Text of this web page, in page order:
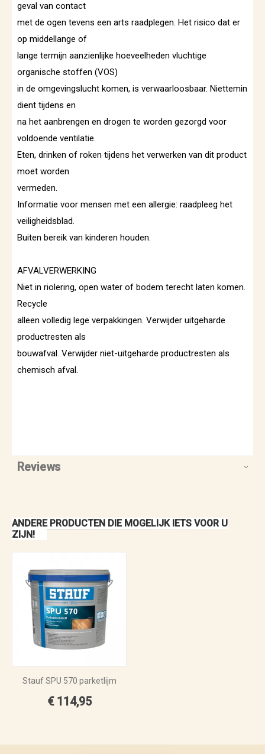
geval van contact
met de ogen tevens een arts raadplegen. Het risico dat er
op middellange of
lange termijn aanzienlijke hoeveelheden vluchtige
organische stoffen (VOS)
in de omgevingslucht komen, is verwaarloosbaar. Niettemin
dient tijdens en
na het aanbrengen en drogen te worden gezorgd voor
voldoende ventilatie.
Eten, drinken of roken tijdens het verwerken van dit product
moet worden
vermeden.
Informatie voor mensen met een allergie: raadpleeg het
veiligheidsblad.
Buiten bereik van kinderen houden.
AFVALVERWERKING
Niet in riolering, open water of bodem terecht laten komen.
Recycle
alleen volledig lege verpakkingen. Verwijder uitgeharde
productresten als
bouwafval. Verwijder niet-uitgeharde productresten als
chemisch afval.
Reviews
ANDERE PRODUCTEN DIE MOGELIJK IETS VOOR U
ZIJN!
Stauf SPU 570 parketlijm
€ 114,95